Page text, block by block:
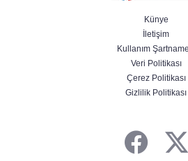
Künye
İletişim
Kullanım
Veri Politikası
Çerez Politikası
Gizlilik Politikası